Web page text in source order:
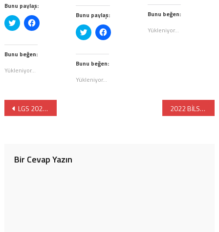
Bunu paylaş:
Twitter
üzerinde
tıklayın
(Yeni
pencerede
Facebook'ta
paylaşmak
(Yeni
pencerede
Bunu beğen:
Yükleniyor...
Bunu paylaş:
Twitter
üzerinde
tıklayın
(Yeni
pencerede
Facebook'ta
paylaşmak
(Yeni
pencerede
Bunu beğen:
Yükleniyor...
tıklayın
(Yeni
pencerede
(Yeni
pencerede
Bunu beğen:
Yükleniyor...
Yazı
LGS 2022 Özel Türk ve Yabancı Liselerin Ücretleri 2022 BİLSEM Ön Değerlendirme Sonuçları Açıklandı
Bir Cevap Yazın